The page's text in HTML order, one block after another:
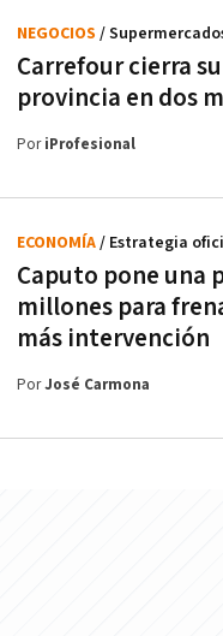
Carrefour cierra
provincia en dos
NEGOCIOS /
PoriProfesional
Caputo pone una
millones para
más intervención
ECONOMÍA/ Estrategia
PorJosé Carmona